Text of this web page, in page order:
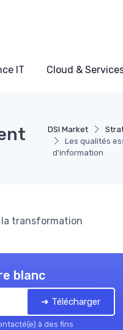
IT Cloud &
DSI Market
Les qualités
d'information
la transformation
blanc
➔ Télécharger
à des fins